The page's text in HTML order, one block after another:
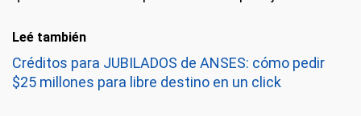
Leé también
Créditos para JUBILADOS de ANSES: cómo pedir
$25 millones para libre destino en un click